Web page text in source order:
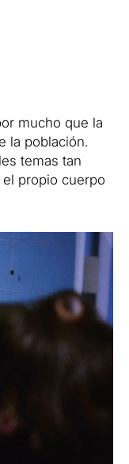
mucho que la
la población.
temas tan
propio cuerpo